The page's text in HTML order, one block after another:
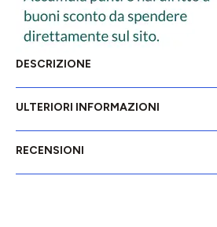
DESCRIZIONE
ULTERIORI INFORMAZIONI
RECENSIONI